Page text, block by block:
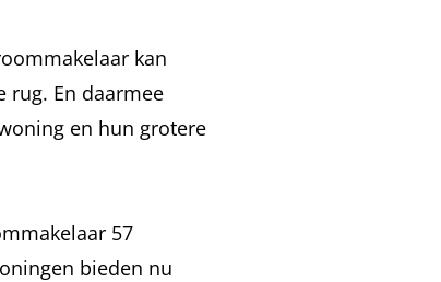
kan
rug. En daarmee
en hun grotere
57
bieden nu